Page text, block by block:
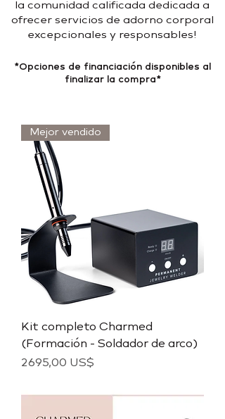
la comunidad calificada dedicada a
ofrecer servicios de adorno corporal
excepcionales y responsables!
*Opciones de financiación disponibles al
finalizar la compra*
Mejor vendido
Kit completo Charmed
(Formación - Soldador de arco)
Precio
2695,00 US$